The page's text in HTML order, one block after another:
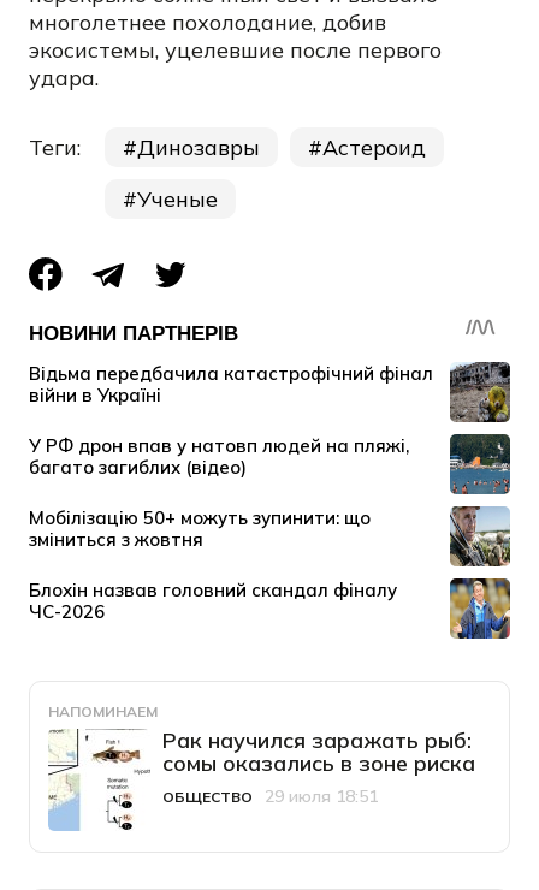
многолетнее похолодание, добив
экосистемы, уцелевшие после первого
удара.
Теги: Динозавры
Астероид
Ученые
НАПОМИНАЕМ
Рак научился заражать рыб:
сомы оказались в зоне риска
Категория
ОБЩЕСТВО
Дата публикации
29 июля 18:51